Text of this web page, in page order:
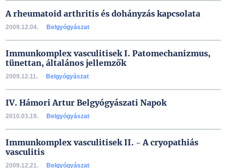
A rheumatoid arthritis és dohányzás kapcsolata
2009.12.04. Belgyógyászat
Immunkomplex vasculitisek I. Patomechanizmus,
tünettan, általános jellemzők
2009.12.11. Belgyógyászat
IV. Hámori Artur Belgyógyászati Napok
2010.03.19. Belgyógyászat
Immunkomplex vasculitisek II. - A cryopathiás
vasculitis
2009.12.21. Belgyógyászat